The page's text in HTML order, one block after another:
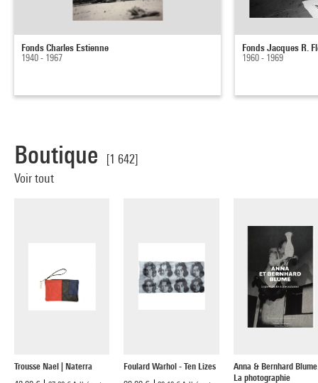
Fonds Charles Estienne
1940 - 1967
Fonds Jacques R.
1960 - 1969
Boutique
[1 642]
Voir tout
Trousse Nael | Naterra
Foulard Warhol - Ten Lizes
Anna & Bernhard
La photographie